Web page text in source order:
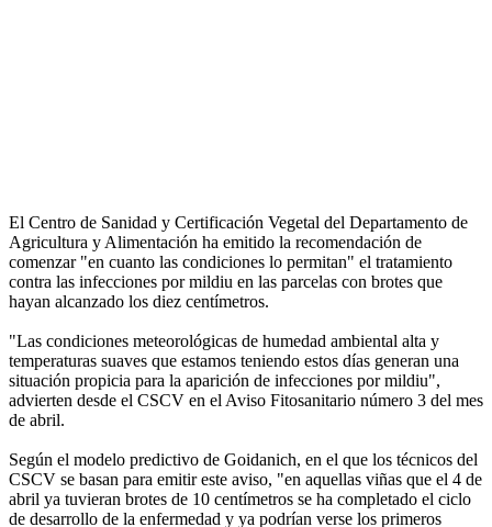
El Centro de Sanidad y Certificación Vegetal del Departamento de
Agricultura y Alimentación ha emitido la recomendación de
comenzar "en cuanto las condiciones lo permitan" el tratamiento
contra las infecciones por mildiu en las parcelas con brotes que
hayan alcanzado los diez centímetros.
"Las condiciones meteorológicas de humedad ambiental alta y
temperaturas suaves que estamos teniendo estos días generan una
situación propicia para la aparición de infecciones por mildiu",
advierten desde el CSCV en el Aviso Fitosanitario número 3 del mes
de abril.
Según el modelo predictivo de Goidanich, en el que los técnicos del
CSCV se basan para emitir este aviso, "en aquellas viñas que el 4 de
abril ya tuvieran brotes de 10 centímetros se ha completado el ciclo
de desarrollo de la enfermedad y ya podrían verse los primeros